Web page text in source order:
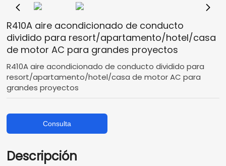
R410A aire acondicionado de conducto
dividido para resort/apartamento/hotel/casa
de motor AC para grandes proyectos
R410A aire acondicionado de conducto dividido para
resort/apartamento/hotel/casa de motor AC para
grandes proyectos
Consulta
Descripción